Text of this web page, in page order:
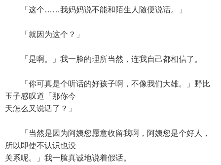
「这个……我妈妈说不能和陌生人随便说话。」
「就因为这个？」
「是啊。」我一脸的理所当然，连我自己都相信了。
「你可真是个听话的好孩子啊，不像我们大雄。」野比
玉子感叹道「那你今
天怎么又说话了？」
「当然是因为阿姨您愿意收留我啊，阿姨您是个好人，
所以即使不认识也没
关系呢。」我一脸真诚地说着假话。